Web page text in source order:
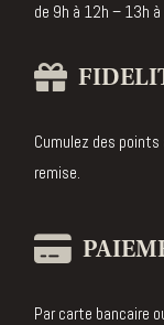
de 9h à 12h – 13h
Cumulez des
remise.
Par carte bancaire